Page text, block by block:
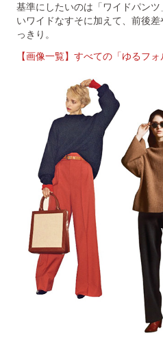
基準にしたいのは「ワイドパン
いワイドなすそに加えて、前後
っきり。
【画像一覧】すべての「ゆるフ